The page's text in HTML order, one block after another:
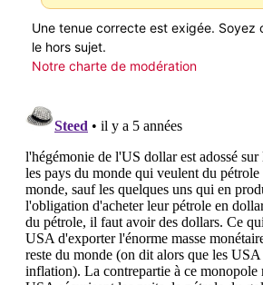
Une tenue correcte est exigée. Soyez
le hors sujet.
Notre charte de modération